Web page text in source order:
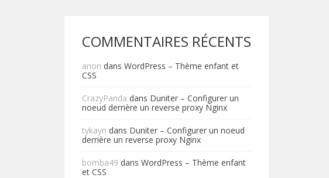
COMMENTAIRES RÉCENTS
anon dans WordPress – Thème enfant et
CSS
CrazyPanda dans Duniter – Configurer un
noeud derrière un reverse proxy Nginx
tykayn dans Duniter – Configurer un noeud
derrière un reverse proxy Nginx
bomba49 dans WordPress – Thème enfant
et CSS